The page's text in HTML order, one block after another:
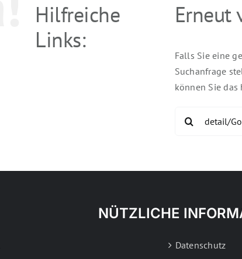
Hilfreiche
Links:
Erneut
Falls Sie eine
Suchanfrage
können Sie das
NÜTZLICHE
Datenschutz